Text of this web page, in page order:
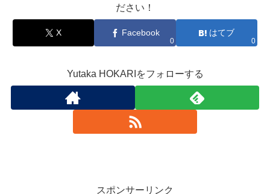
ださい！
X Facebook
0
はてブ
0
Yutaka HOKARIをフォローする
スポンサーリンク